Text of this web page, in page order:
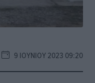
9 ΙΟΥΝΊΟΥ 2023 09:20